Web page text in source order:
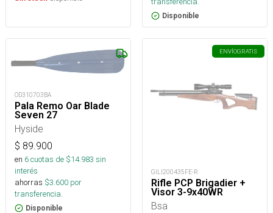
Disponible
OD310703BA
Pala Remo Oar Blade
Seven 27
Hyside
$ 89.900
en 6cuotas de $14.983 sin
interés
ahorras $3.600 por
transferencia.
Disponible
ENVÍOGRATIS
GILI200435FE-R
Rifle PCP Brigadier +
Visor 3-9x40WR
Bsa